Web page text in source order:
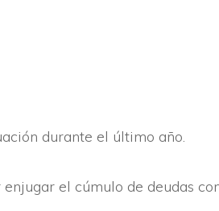
durante el último año.
el cúmulo de deudas